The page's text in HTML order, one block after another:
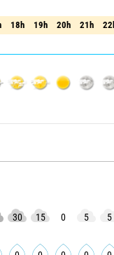
Fiabilité 90%
18h 19h 20h 21h
18h 19h 20h 21h
30 15 0 5 5